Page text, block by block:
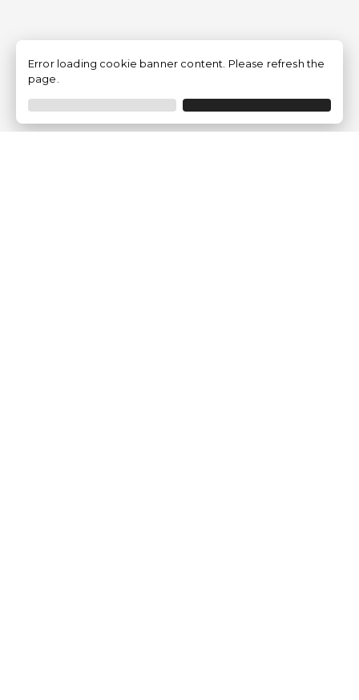
Error loading cookie banner content. Please refresh the
page.